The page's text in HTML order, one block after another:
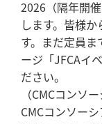
2026（隔年開
します。皆様
す。まだ定員
ージ「JFCAイ
ださい。
（CMCコンソ
CMCコンソー